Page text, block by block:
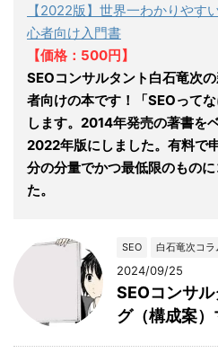
【2022版】世界一わかりやす
心者向け入門書
【価格：500円】
SEOコンサルタント白石竜次
者向けの本です！「SEOって
します。2014年発売の著書を
2022年版にしました。有料で
分の分量でかつ最低限のもの
た。
SEO 白石竜次コラ
2024/09/25
SEOコンサ
グ（構成案）